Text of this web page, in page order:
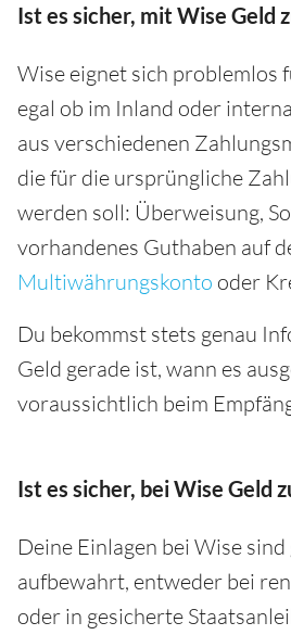
Ist es sicher, mit Wise Geld
Wise eignet sich problemlos
egal ob im Inland oder
aus verschiedenen
die für die ursprüngliche
werden soll: Überweisung,
vorhandenes Guthaben auf
Multiwährungskonto oder
Du bekommst stets genau
Geld gerade ist, wann es
voraussichtlich beim
Ist es sicher, bei Wise Geld
Deine Einlagen bei Wise
aufbewahrt, entweder bei
oder in gesicherte